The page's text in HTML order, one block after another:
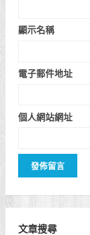
顯示名稱
電子郵件地址
個人網站網址
文章搜尋